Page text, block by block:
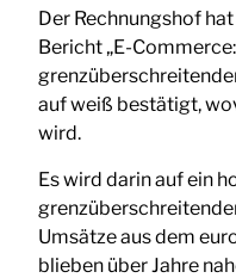
Der Rechnungshof
Bericht „E-
auf weiß bestätigt,
wird.
Es wird darin auf ein
Umsätze aus dem
blieben über Jahre